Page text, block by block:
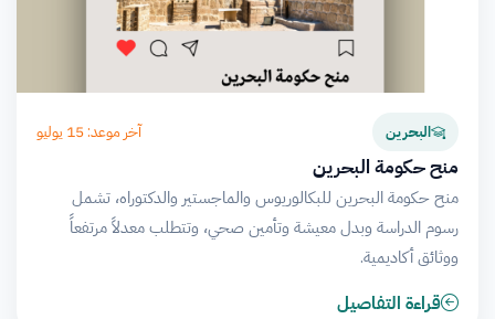
البحرين آخر موعد: 15 يوليو
منح حكومة البحرين
منح حكومة البحرين للبكالوريوس والماجستير والدكتوراه، تشمل
رسوم الدراسة وبدل معيشة وتأمين صحي، وتتطلب معدلاً مرتفعاً
ووثائق أكاديمية.
قراءة التفاصيل